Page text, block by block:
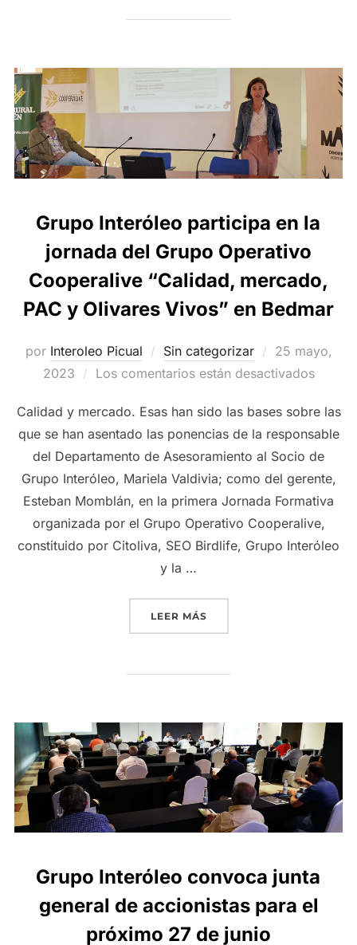
Grupo Interóleo participa en la
jornada del Grupo Operativo
Cooperalive “Calidad, mercado,
PAC y Olivares Vivos” en Bedmar
por Interoleo Picual Sin categorizar
Publicado
el
25 mayo,
2023
Los comentarios están desactivados
Calidad y mercado. Esas han sido las bases sobre las
que se han asentado las ponencias de la responsable
del Departamento de Asesoramiento al Socio de
Grupo Interóleo, Mariela Valdivia; como del gerente,
Esteban Momblán, en la primera Jornada Formativa
organizada por el Grupo Operativo Cooperalive,
constituido por Citoliva, SEO Birdlife, Grupo Interóleo
y la …
LEER MÁS«GRUPO INTERÓLEO
Grupo Interóleo convoca junta
general de accionistas para el
próximo 27 de junio